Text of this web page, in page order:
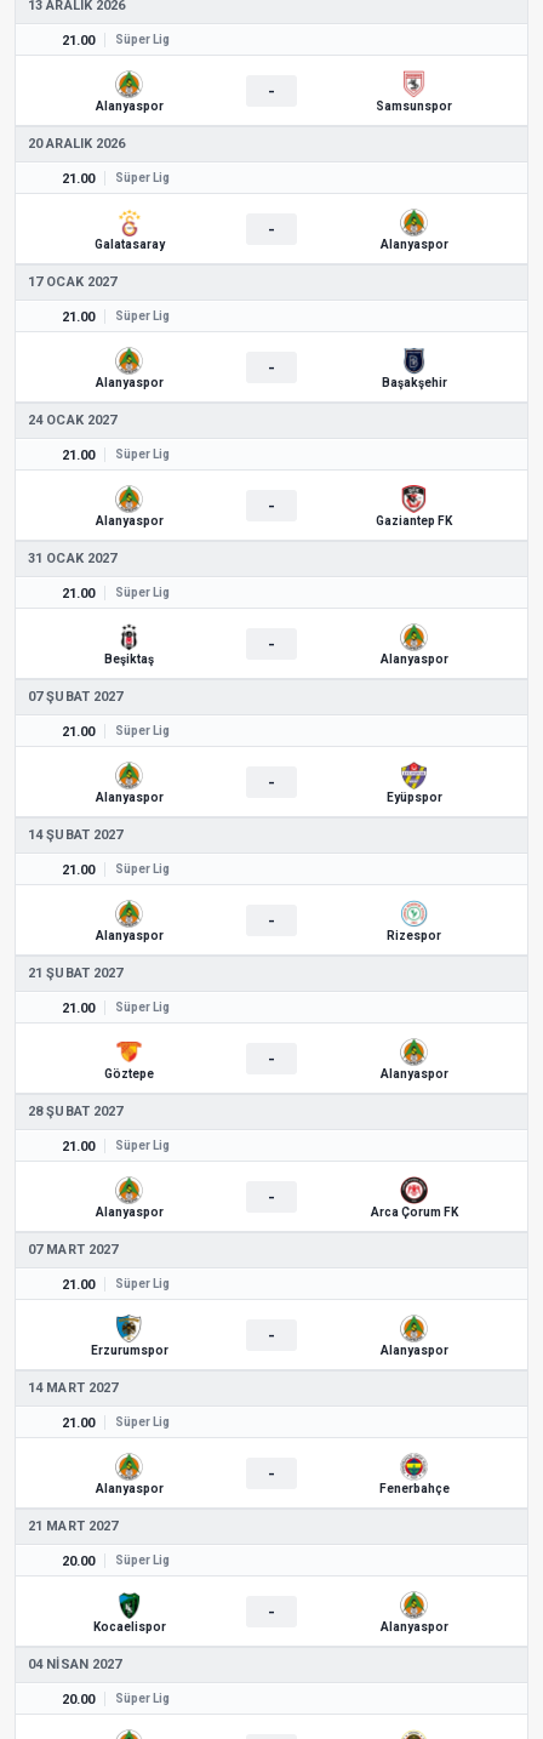
13 ARALIK 2026
21.00 Süper Lig
Alanyaspor
-
Samsunspor
20 ARALIK 2026
21.00 Süper Lig
Galatasaray
-
Alanyaspor
17 OCAK 2027
21.00 Süper Lig
Alanyaspor
-
Başakşehir
24 OCAK 2027
21.00 Süper Lig
Alanyaspor
-
Gaziantep FK
31 OCAK 2027
21.00 Süper Lig
Beşiktaş
-
Alanyaspor
07 ŞUBAT 2027
21.00 Süper Lig
Alanyaspor
-
Eyüpspor
14 ŞUBAT 2027
21.00 Süper Lig
Alanyaspor
-
Rizespor
21 ŞUBAT 2027
21.00 Süper Lig
Göztepe
-
Alanyaspor
28 ŞUBAT 2027
21.00 Süper Lig
Alanyaspor
-
Arca Çorum FK
07 MART 2027
21.00 Süper Lig
Erzurumspor
-
Alanyaspor
14 MART 2027
21.00 Süper Lig
Alanyaspor
-
Fenerbahçe
21 MART 2027
20.00 Süper Lig
Kocaelispor
-
Alanyaspor
04 NISAN 2027
20.00 Süper Lig